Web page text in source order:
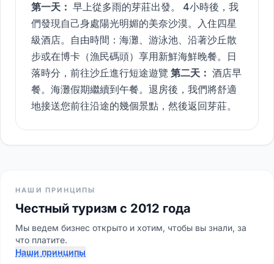
第一天： 早上從多雨的芽莊出發。 4小時後，我
們發現自己身處陽光明媚的美奈沙漠。入住四星
級酒店。自由時間：海灘、游泳池、沿著沙丘散
步或在博卡（漁民碼頭）享用新鮮海鮮晚餐。日
落時分，前往沙丘進行短途遊覽 第二天： 酒店早
餐。海灘假期繼續到午餐。退房後，我們將舒適
地接送您前往沿途的幾個景點，然後返回芽莊。
НАШИ ПРИНЦИПЫ
Честный туризм с 2012 года
Мы ведем бизнес открыто и хотим, чтобы вы знали, за
что платите.
Наши принципы